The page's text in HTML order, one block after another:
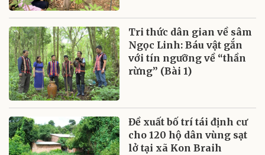
Tri thức dân gian về sâm
Ngọc Linh: Báu vật gắn
với tín ngưỡng về “thần
rừng” (Bài 1)
Đề xuất bố trí tái định cư
cho 120 hộ dân vùng sạt
lở tại xã Kon Braih